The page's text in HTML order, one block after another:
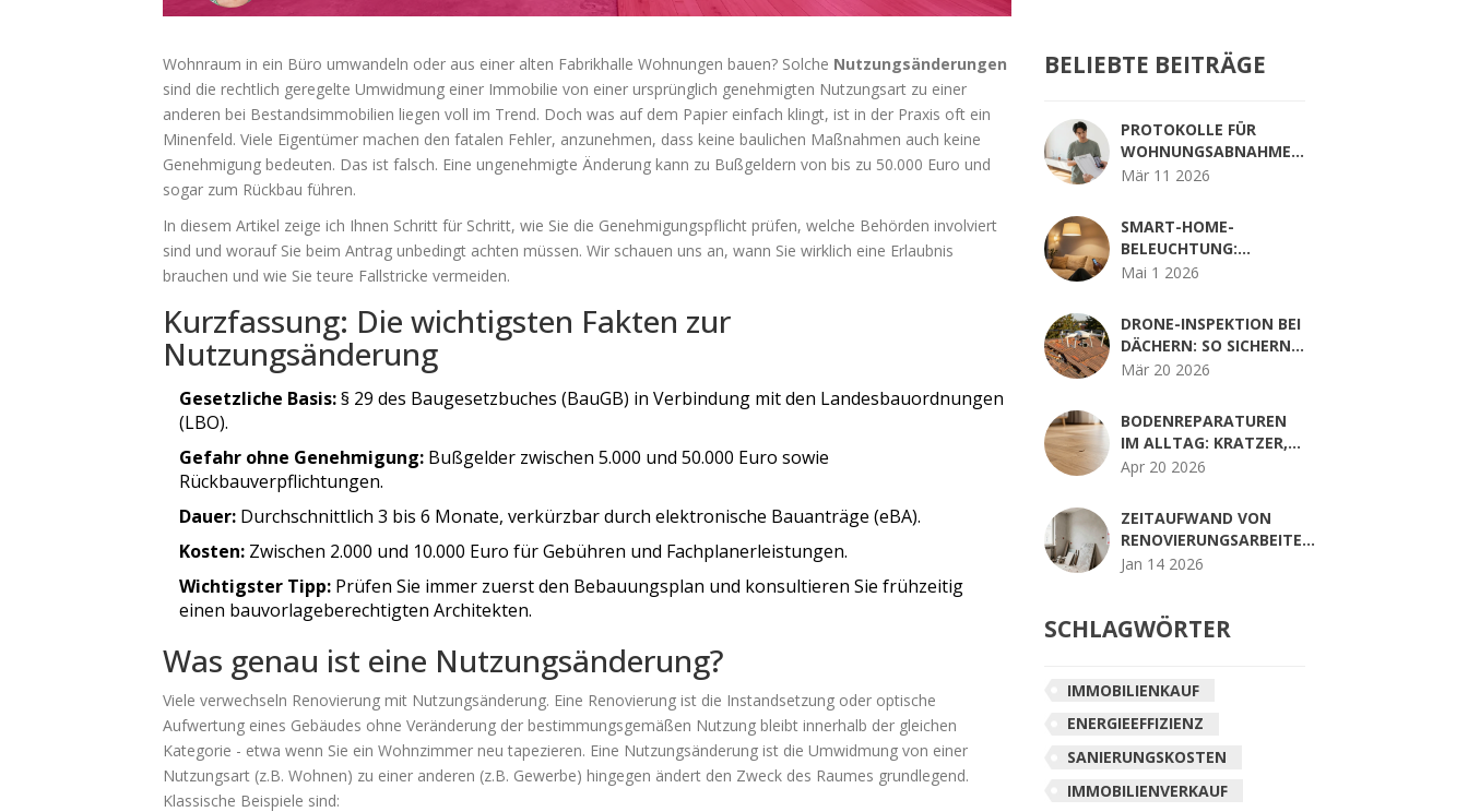
Wohnraum in ein Büro umwandeln oder aus einer alten Fabrikhalle Wohnungen bauen? Solche Nutzungsänderungen
sind die rechtlich geregelte Umwidmung einer Immobilie von einer ursprünglich genehmigten Nutzungsart zu einer
anderen bei Bestandsimmobilien liegen voll im Trend. Doch was auf dem Papier einfach klingt, ist in der Praxis oft ein
Minenfeld. Viele Eigentümer machen den fatalen Fehler, anzunehmen, dass keine baulichen Maßnahmen auch keine
Genehmigung bedeuten. Das ist falsch. Eine ungenehmigte Änderung kann zu Bußgeldern von bis zu 50.000 Euro und
sogar zum Rückbau führen.
In diesem Artikel zeige ich Ihnen Schritt für Schritt, wie Sie die Genehmigungspflicht prüfen, welche Behörden involviert
sind und worauf Sie beim Antrag unbedingt achten müssen. Wir schauen uns an, wann Sie wirklich eine Erlaubnis
brauchen und wie Sie teure Fallstricke vermeiden.
Kurzfassung: Die wichtigsten Fakten zur
Nutzungsänderung
Gesetzliche Basis:§ 29 des Baugesetzbuches (BauGB) in Verbindung mit den Landesbauordnungen
(LBO).
Gefahr ohne Genehmigung: Bußgelder zwischen 5.000 und 50.000 Euro sowie
Rückbauverpflichtungen.
Dauer: Durchschnittlich 3 bis 6 Monate, verkürzbar durch elektronische Bauanträge (eBA).
Kosten: Zwischen 2.000 und 10.000 Euro für Gebühren und Fachplanerleistungen.
Wichtigster Tipp: Prüfen Sie immer zuerst den Bebauungsplan und konsultieren Sie frühzeitig
einen bauvorlageberechtigten Architekten.
Was genau ist eine Nutzungsänderung?
Viele verwechseln Renovierung mit Nutzungsänderung. Eine Renovierung ist die Instandsetzung oder optische
Aufwertung eines Gebäudes ohne Veränderung der bestimmungsgemäßen Nutzung bleibt innerhalb der gleichen
Kategorie - etwa wenn Sie ein Wohnzimmer neu tapezieren. Eine Nutzungsänderung ist die Umwidmung von einer
Nutzungsart (z.B. Wohnen) zu einer anderen (z.B. Gewerbe) hingegen ändert den Zweck des Raumes grundlegend.
Klassische Beispiele sind:
BELIEBTE BEITRÄGE
PROTOKOLLE FÜR
WOHNUNGSABNAHMEN:
CHECKLISTEN UND
SICH AB
Mär 11 2026
SMART-HOME-
BELEUCHTUNG:
INTELLIGENTE LAMPEN
HAUS
Mai 1 2026
DRONE-INSPEKTION BEI
DÄCHERN: SO SICHERN
UND DOKUMENTIEREN
Mär 20 2026
BODENREPARATUREN
IM ALLTAG: KRATZER,
DELLEN UND FLECKEN
BEHEBEN
Apr 20 2026
ZEITAUFWAND VON
RENOVIERUNGSARBEITEN:
REALISTISCHE PLANUNG
Jan 14 2026
SCHLAGWÖRTER
IMMOBILIENKAUF
ENERGIEEFFIZIENZ
SANIERUNGSKOSTEN
IMMOBILIENVERKAUF